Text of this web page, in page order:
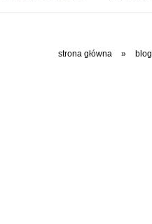
strona główna » blog